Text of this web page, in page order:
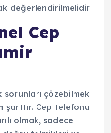
değerlendirilmelidir
Cep
sorunları çözebilmek
şarttır. Cep telefonu
olmak, sadece